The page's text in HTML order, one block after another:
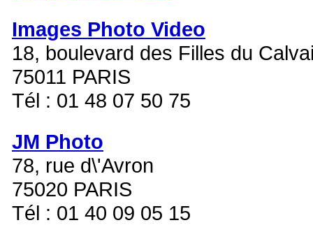
Images Photo Video
18, boulevard des Filles du
75011 PARIS
Tél : 01 48 07 50 75
JM Photo
78, rue d\'Avron
75020 PARIS
Tél : 01 40 09 05 15